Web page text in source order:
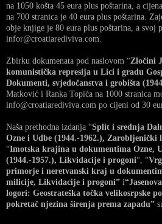
na 1050 košta 45 eura plus poštarina, a
na 700 stranica je 40 eura plus poštarina.
obje knjige je 80 eura plus poštarina, a svoj
infor@croatiarediviva.com.
Zbirku dokumenata pod naslovom “Zločini
komunistička represija u Lici i gradu
Dokumenti, svjedočanstva i grobišta
Matković i Ranka Topića na 1000 stranica
info@croatiarediviva.com po cijeni od 30
Naša prethodna izdanja “Split i srednja
Ozne i Udbe (1944.-1962.),
“Imotska krajina u dokumentima Ozne,
(1944.-1957.), Likvidacije i progoni“, “
primorje i neretvanski kraj u
milicije, Likvidacije i progoni” i
logori: Geostrateška točka velikosrpske
pokretač njezina širenja prema zapadu”